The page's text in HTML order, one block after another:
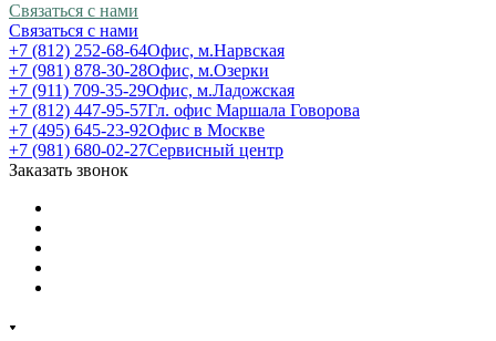
Связаться с нами
Связаться с нами
+7 (812) 252-68-64Офис, м.Нарвская
+7 (981) 878-30-28Офис, м.Озерки
+7 (911) 709-35-29Офис, м.Ладожская
+7 (812) 447-95-57Гл. офис Маршала Говорова
+7 (495) 645-23-92Офис в Москве
+7 (981) 680-02-27Сервисный центр
Заказать звонок